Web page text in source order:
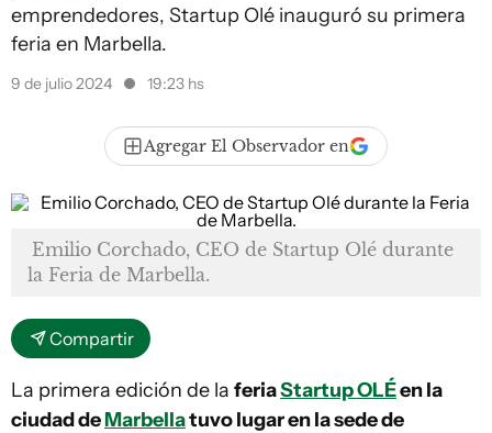
emprendedores, Startup Olé inauguró su primera
feria en Marbella.
9 de julio 2024 19:23 hs
Agregar El Observador en
Emilio Corchado, CEO de Startup Olé durante
la Feria de Marbella.
Compartir
La primera edición de la feriaStartup OLÉen la
ciudad deMarbellatuvo lugar en la sede de